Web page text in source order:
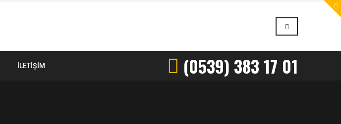
İLETIŞIM (0539) 383 17 01